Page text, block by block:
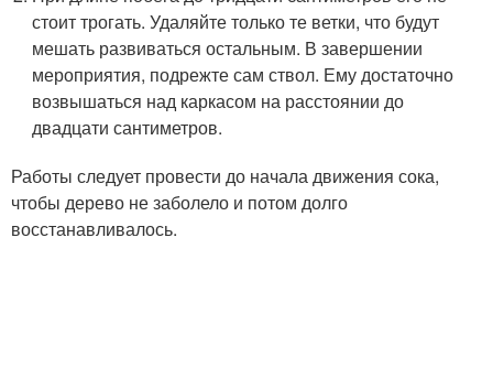
стоит трогать. Удаляйте только те ветки, что будут
мешать развиваться остальным. В завершении
мероприятия, подрежте сам ствол. Ему достаточно
возвышаться над каркасом на расстоянии до
двадцати сантиметров.
Работы следует провести до начала движения сока,
чтобы дерево не заболело и потом долго
восстанавливалось.